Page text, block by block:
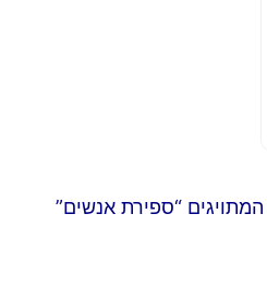
“ספירת אנשים”